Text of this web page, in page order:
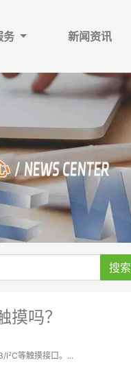
务 新闻资讯
搜索
吗？
I²C等触摸接口。...